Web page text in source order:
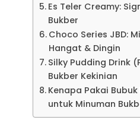
Es Teler Creamy:
Bukber
Choco Series JBD:
Hangat & Dingin
Silky Pudding Drink
Bukber Kekinian
Kenapa Pakai
untuk Minuman